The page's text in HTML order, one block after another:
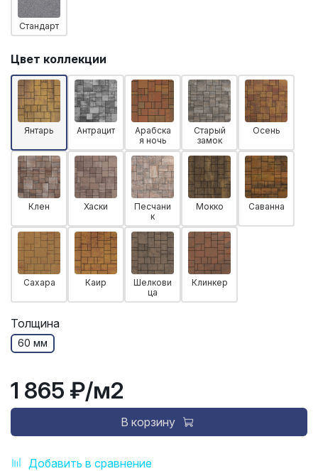
Добавить в сравнение
Стандарт
Цвет коллекции
Янтарь Антрацит
Арабска
я ночь
Старый
замок
Осень
Клен Хаски
Песчани
к
Мокко Саванна
Сахара Каир
Шелкови
ца
Клинкер
Толщина
60 мм
1 865 ₽/м2
В корзину